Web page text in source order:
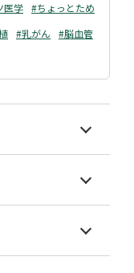
医学 #ちょっとため
#乳がん
#脳血管